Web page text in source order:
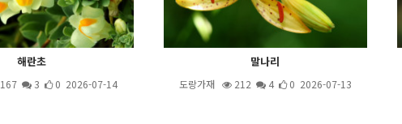
해란초
167 3 0 2026-07-14
말나리
도랑가재 212 4 0 2026-07-13